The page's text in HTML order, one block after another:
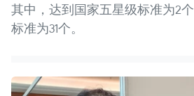
其中，达到国家五星级标准为2
标准为31个。